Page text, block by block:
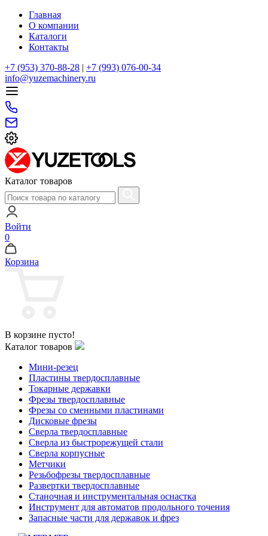
Главная
О компании
Каталоги
Контакты
+7 (953) 370-88-28 | +7 (993) 076-00-34
info@yuzemachinery.ru
Каталог товаров
Войти
0
Корзина
В корзине пусто!
Каталог товаров
Мини-резец
Пластины твердосплавные
Токарные державки
Фрезы твердосплавные
Фрезы со сменными пластинами
Дисковые фрезы
Сверла твердосплавные
Сверла из быстрорежущей стали
Сверла корпусные
Метчики
Резьбофрезы твердосплавные
Развертки твердосплавные
Станочная и инструментальная оснастка
Инструмент для автоматов продольного точения
Запасные части для державок и фрез